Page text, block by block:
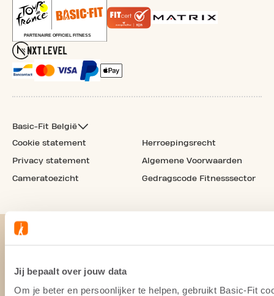
Jij bepaalt over jouw data
Om je beter en persoonlijker te helpen, gebruikt Basic-Fit
Basic-Fit België
Cookie statement
Privacy statement
Cameratoezicht
Herroepingsrecht
Algemene Voorwaarden
Gedragscode Fitnesssector